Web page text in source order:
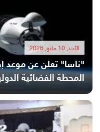
الأحد, 10 مايو, 2026
المحطة الفضائية